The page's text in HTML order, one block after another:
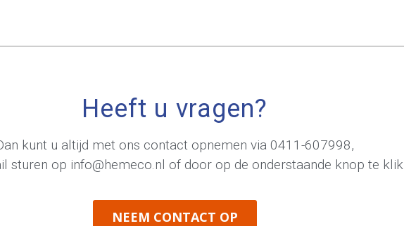
Heeft u vragen?
kunt u altijd met ons contact opnemen via 0411-607998,
sturen op info@hemeco.nl of door op de onderstaande knop te
NEEM CONTACT OP